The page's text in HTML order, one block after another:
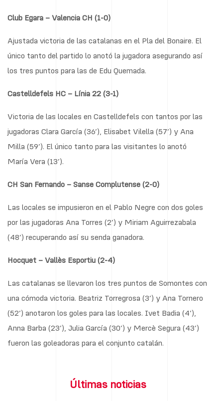
Club Egara – Valencia CH (1-0)
Ajustada victoria de las catalanas en el Pla del Bonaire. El
único tanto del partido lo anotó la jugadora asegurando así
los tres puntos para las de Edu Quemada.
Castelldefels HC – Línia 22 (3-1)
Victoria de las locales en Castelldefels con tantos por las
jugadoras Clara García (36’), Elisabet Vilella (57’) y Ana
Milla (59’). El único tanto para las visitantes lo anotó
María Vera (13’).
CH San Fernando – Sanse Complutense (2-0)
Las locales se impusieron en el Pablo Negre con dos goles
por las jugadoras Ana Torres (2’) y Miriam Aguirrezabala
(48’) recuperando así su senda ganadora.
Hocquet – Vallès Esportiu (2-4)
Las catalanas se llevaron los tres puntos de Somontes con
una cómoda victoria. Beatriz Torregrosa (3’) y Ana Tornero
(52’) anotaron los goles para las locales. Ivet Badia (4’),
Anna Barba (23’), Julia García (30’) y Mercè Segura (43’)
fueron las goleadoras para el conjunto catalán.
Últimas noticias